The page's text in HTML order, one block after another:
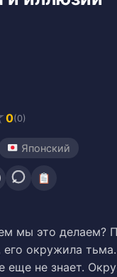
0(0)
Японский
мы это делаем?
его окружила
еще не знает.